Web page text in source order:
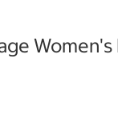
Women's